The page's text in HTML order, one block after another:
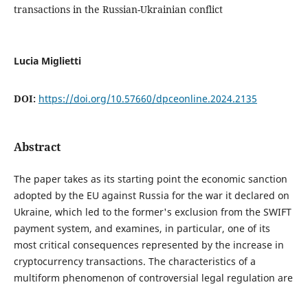
transactions in the Russian-Ukrainian conflict
Lucia Miglietti
DOI: https://doi.org/10.57660/dpceonline.2024.2135
Abstract
The paper takes as its starting point the economic sanction
adopted by the EU against Russia for the war it declared on
Ukraine, which led to the former's exclusion from the SWIFT
payment system, and examines, in particular, one of its
most critical consequences represented by the increase in
cryptocurrency transactions. The characteristics of a
multiform phenomenon of controversial legal regulation are